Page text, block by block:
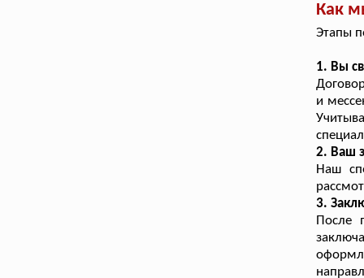
Как
Этапы
1. Вы
и
2. Ваш
Наш
3.
После